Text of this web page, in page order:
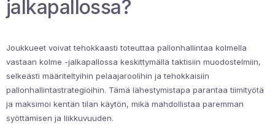
jalkapallossa?
Joukkueet voivat tehokkaasti toteuttaa pallonhallintaa kolmella
vastaan kolme -jalkapallossa keskittymällä taktisiin muodostelmiin,
selkeästi määriteltyihin pelaajaroolihin ja tehokkaisiin
pallonhallintastrategioihin. Tämä lähestymistapa parantaa tiimityötä
ja maksimoi kentän tilan käytön, mikä mahdollistaa paremman
syöttämisen ja liikkuvuuden.